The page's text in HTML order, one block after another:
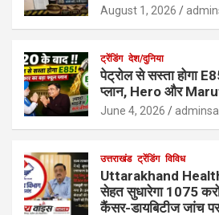
August 1, 2026
ट्रेंडिंग देश/दुनिया
पेट्रोल से सस्ता होगा
प्लान, Hero और
June 4, 2026
उत्तराखंड ट्रेंडिंग विविध
Uttarakhand
सेहत सुधारेगा 1075
कैंसर-डायबिटीज जांच